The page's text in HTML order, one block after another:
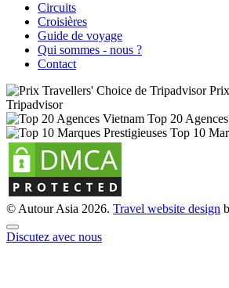
Circuits
Croisières
Guide de voyage
Qui sommes - nous ?
Contact
Tripadvisor
Top 20
Top 10
© Autour Asia 2026. Travel website design
Discutez avec nous